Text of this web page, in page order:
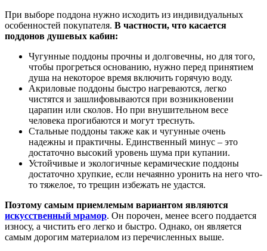
При выборе поддона нужно исходить из индивидуальных
особенностей покупателя. В частности, что касается
поддонов душевых кабин:
Чугунные поддоны прочны и долговечны, но для того,
чтобы прогреться основанию, нужно перед принятием
душа на некоторое время включить горячую воду.
Акриловые поддоны быстро нагреваются, легко
чистятся и зашлифовываются при возникновении
царапин или сколов. Но при внушительном весе
человека прогибаются и могут треснуть.
Стальные поддоны также как и чугунные очень
надежны и практичны. Единственный минус – это
достаточно высокий уровень шума при купании.
Устойчивые и экологичные керамические поддоны
достаточно хрупкие, если нечаянно уронить на него что-
то тяжелое, то трещин избежать не удастся.
Поэтому самым приемлемым вариантом являются
искусственный мрамор. Он порочен, менее всего поддается
износу, а чистить его легко и быстро. Однако, он является
самым дорогим материалом из перечисленных выше.